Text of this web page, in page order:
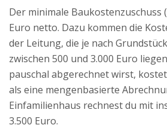
Der minimale Baukostenzuschuss
Euro netto. Dazu kommen die
der Leitung, die je nach
zwischen 500 und 3.000 Euro
pauschal abgerechnet wirst,
als eine mengenbasierte
Einfamilienhaus rechnest du mit
3.500 Euro.